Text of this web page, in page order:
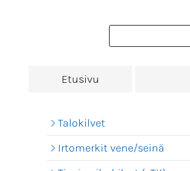
Etusivu
Talokilvet
Irtomerkit vene/seinä